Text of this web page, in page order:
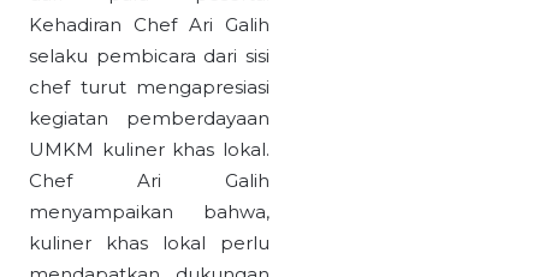
Kehadiran Chef Ari Galih
selaku pembicara dari sisi
chef turut mengapresiasi
kegiatan pemberdayaan
UMKM kuliner khas lokal.
Chef Ari Galih
menyampaikan bahwa,
kuliner khas lokal perlu